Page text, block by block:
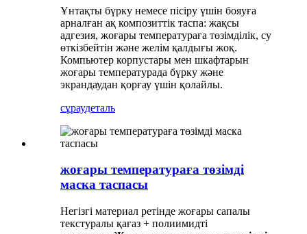
Ұнтақты бүрку немесе пісіру үшін бояуға
арналған ақ композиттік таспа: жақсы
адгезия, жоғары температураға төзімділік, су
өткізбейтін және желім қалдығы жоқ.
Компьютер корпустары мен шкафтарын
жоғары температурада бүрку және
экрандаудан қорғау үшін қолайлы.
сұраудеталь
жоғары температураға төзімді
маска таспасы
Негізгі материал ретінде жоғары сапалы
текстуралы қағаз + полиимидті